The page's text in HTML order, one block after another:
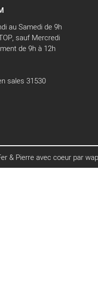
au Samedi de 9h
sauf Mercredi
de 9h à 12h
sales 31530
& Pierre avec coeur par